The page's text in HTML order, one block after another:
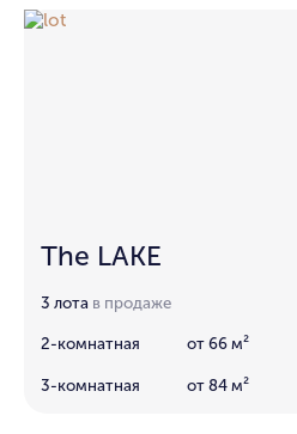
The LAKE
3 лота в продаже
2-комнатная от 66 м²
3-комнатная от 84 м²